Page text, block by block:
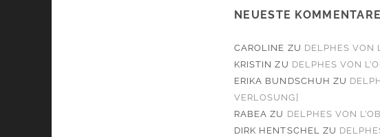
NEUESTE KOMMENTARE
CAROLINE ZU DELPHES VON
KRISTIN ZU DELPHES VON
ERIKA BUNDSCHUH ZU
VERLOSUNG]
RABEA ZU DELPHES VON
DIRK HENTSCHEL ZU